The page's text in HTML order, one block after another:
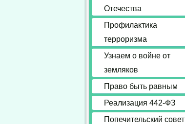
Отечества
Профилактика
терроризма
Узнаем о войне от
земляков
Право быть равным
Реализация 442-ФЗ
Попечительский совет